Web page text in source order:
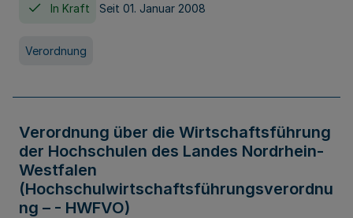
In Kraft Seit 01. Januar 2008
Verordnung
Verordnung über die Wirtschaftsführung
der Hochschulen des Landes Nordrhein-
Westfalen
(Hochschulwirtschaftsführungsverordnu
ng – - HWFVO)